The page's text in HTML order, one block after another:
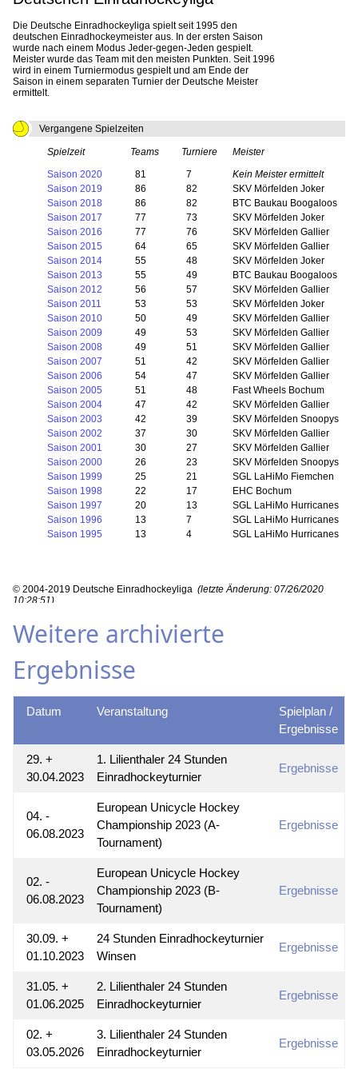
Weitere archivierte
Ergebnisse
Datum Veranstaltung
Spielplan /
Ergebnisse
29. +
30.04.2023
1. Lilienthaler 24 Stunden
Einradhockeyturnier
Ergebnisse
04. -
06.08.2023
European Unicycle Hockey
Championship 2023 (A-
Tournament)
Ergebnisse
02. -
06.08.2023
European Unicycle Hockey
Championship 2023 (B-
Tournament)
Ergebnisse
30.09. +
01.10.2023
24 Stunden Einradhockeyturnier
Winsen
Ergebnisse
31.05. +
01.06.2025
2. Lilienthaler 24 Stunden
Einradhockeyturnier
Ergebnisse
02. +
03.05.2026
3. Lilienthaler 24 Stunden
Einradhockeyturnier
Ergebnisse